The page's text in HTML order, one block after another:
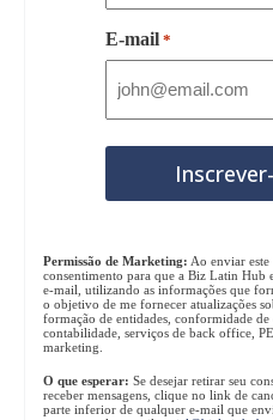
E-mail *
Permissão de Marketing: Ao enviar
consentimento para que a Biz Latin Hub
e-mail, utilizando as informações que
o objetivo de me fornecer atualizações
formação de entidades, conformidade de
contabilidade, serviços de back office,
marketing.
O que esperar: Se desejar retirar seu
receber mensagens, clique no link de
parte inferior de qualquer e-mail que